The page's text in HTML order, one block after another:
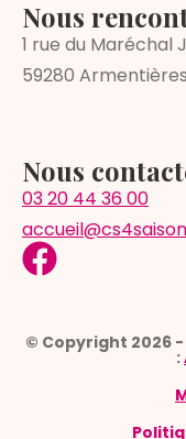
Nous
1 rue du Maréchal
59280 Armentières
Nous
03 20 44 36 00
accueil@
© Copyright 2026
: